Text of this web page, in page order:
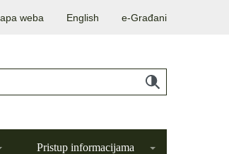
weba English e-Građani
Pristup informacijama